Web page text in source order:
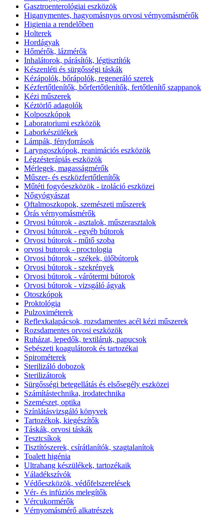
Gasztroenterológiai eszközök
Higanymentes, hagyomásnyos orvosi vérnyomásmérők
Higienia a rendelőben
Holterek
Hordágyak
Hőmérők, lázmérők
Inhalátorok, párásítók, légtisztítók
Készenléti és sürgősségi táskák
Kézápolók, bőrápolók, regeneráló szerek
Kézfertőtlenítők, bőrfertőtlenítők, fertőtlenítő szappanok
Kézi műszerek
Kéztörlő adagolók
Kolposzkópok
Laboratoriumi eszközök
Laborkészülékek
Lámpák, fényforrások
Laryngoszkópok, reanimációs eszközök
Légzésterápiás eszközök
Mérlegek, magasságmérők
Műszer- és eszközfertőtlenítők
Műtéti fogyóeszközök - izoláció eszközei
Nőgyógyászat
Oftalmoszkopok, szemészeti műszerek
Órás vérnyomásmérők
Orvosi bútorok - asztalok, műszerasztalok
Orvosi bútorok - egyéb bútorok
Orvosi bútorok - műtő szoba
orvosi butorok - proctologia
Orvosi bútorok - székek, ülőbútorok
Orvosi bútorok - szekrények
Orvosi bútorok - várótermi bútorok
Orvosi bútorok - vizsgáló ágyak
Otoszkópok
Proktológia
Pulzoximéterek
Reflexkalapácsok, rozsdamentes acél kézi műszerek
Rozsdamentes orvosi eszközök
Ruházat, lepedők, textiláruk, papucsok
Sebészeti koagulátorok és tartozékai
Spirométerek
Sterilizáló dobozok
Sterilizátorok
Sürgősségi betegellátás és elsősegély eszközei
Számítástechnika, irodatechnika
Szemészet, optika
Színlátásvizsgáló könyvek
Tartozékok, kiegészítők
Táskák, orvosi táskák
Tesztcsíkok
Tisztítószerek, csírátlanítók, szagtalanítok
Toalett higénia
Ultrahang készülékek, tartozékaik
Váladékszívók
Védőeszközök, védőfelszerelések
Vér- és infúziós melegítők
Vércukormérők
Vérnyomásmérő alkatrészek